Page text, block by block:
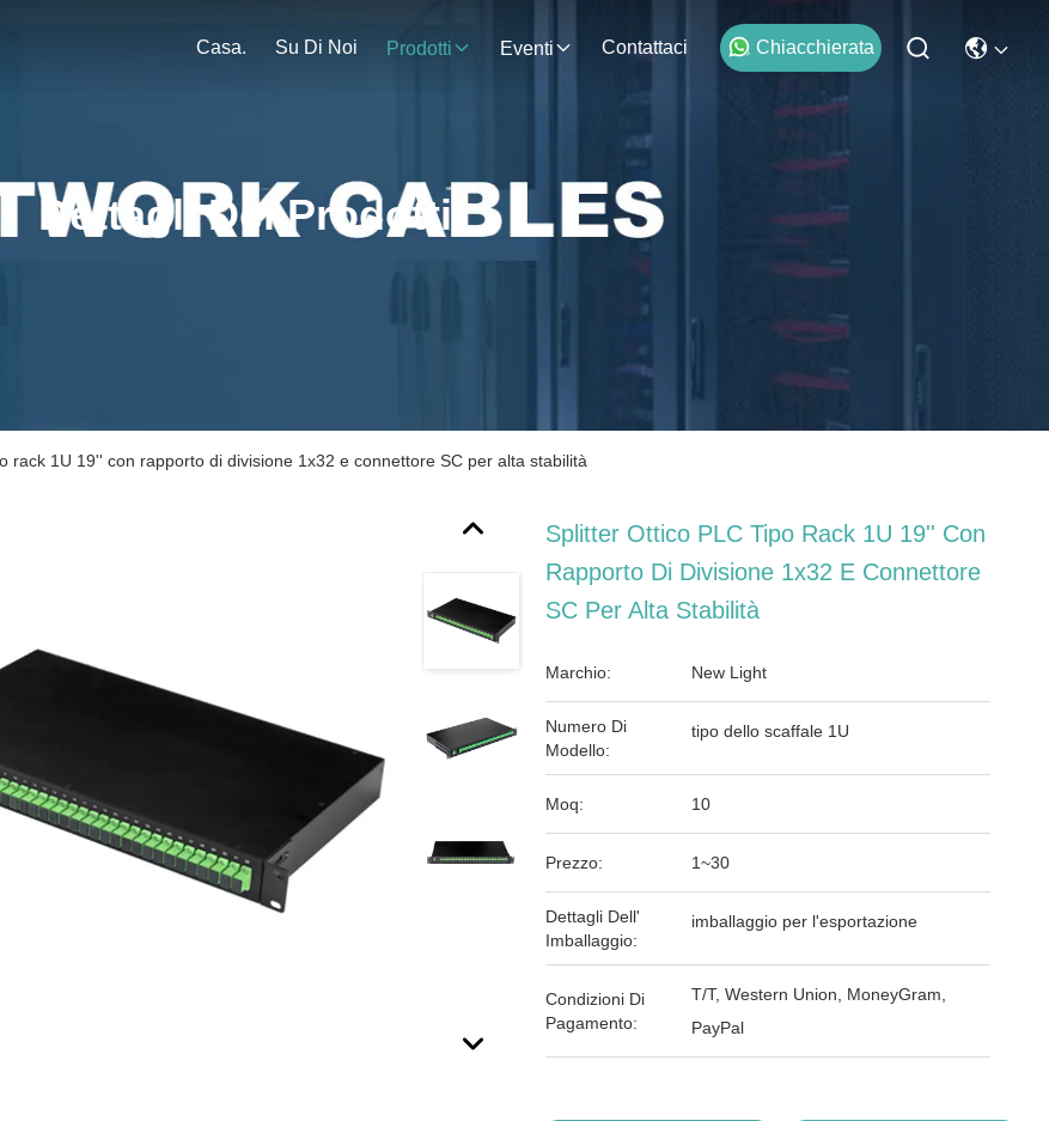
Casa. Su Di Noi Prodotti Eventi Contattaci Chiacchierata
Dettagli Dei Prodotti
rack 1U 19'' con rapporto di divisione 1x32 e connettore SC per alta stabilità
Splitter Ottico PLC Tipo Rack 1U 19'' Con
Rapporto Di Divisione 1x32 E Connettore
SC Per Alta Stabilità
Marchio: New Light
Numero Di
Modello:
tipo dello scaffale 1U
Moq: 10
Prezzo: 1~30
Dettagli Dell'
Imballaggio:
imballaggio per l'esportazione
Condizioni Di
Pagamento:
T/T, Western Union, MoneyGram,
PayPal